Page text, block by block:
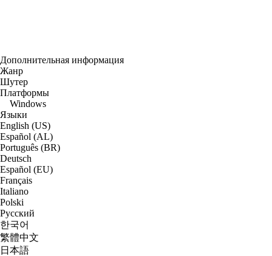
Дополнительная информация
Жанр
Шутер
Платформы
Windows
Языки
English (US)
Español (AL)
Português (BR)
Deutsch
Español (EU)
Français
Italiano
Polski
Русский
한국어
繁體中文
日本語